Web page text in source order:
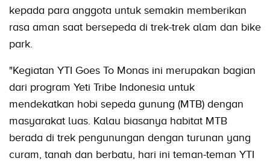
kepada para anggota untuk semakin memberikan
rasa aman saat bersepeda di trek-trek alam dan bike
park.
"Kegiatan YTI Goes To Monas ini merupakan bagian
dari program Yeti Tribe Indonesia untuk
mendekatkan hobi sepeda gunung (MTB) dengan
masyarakat luas. Kalau biasanya habitat MTB
berada di trek pengunungan dengan turunan yang
curam, tanah dan berbatu, hari ini teman-teman YTI